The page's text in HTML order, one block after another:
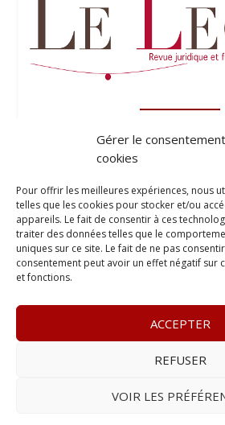
Gérer le
cookies
Pour offrir les meilleures expériences, nous
telles que les cookies pour stocker et/ou
appareils. Le fait de consentir à ces
traiter des données telles que le
uniques sur ce site. Le fait de ne pas
consentement peut avoir un effet négatif sur
et fonctions.
ACCEPTER
REFUSER
VOIR LES
– www.leprobant.fr